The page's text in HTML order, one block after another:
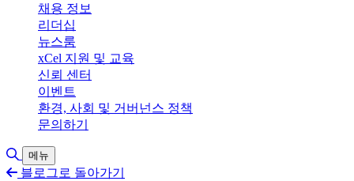
채용 정보
리더십
뉴스룸
xCel 지원 및 교육
신뢰 센터
이벤트
환경, 사회 및 거버넌스 정책
문의하기
검색 토글
메뉴
블로그로 돌아가기